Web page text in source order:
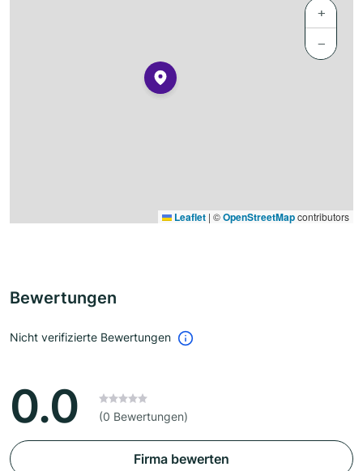
+
−
Leaflet | ©OpenStreetMapcontributors
Bewertungen
Nicht verifizierte Bewertungen
0.0 (0 Bewertungen)
Firma bewerten